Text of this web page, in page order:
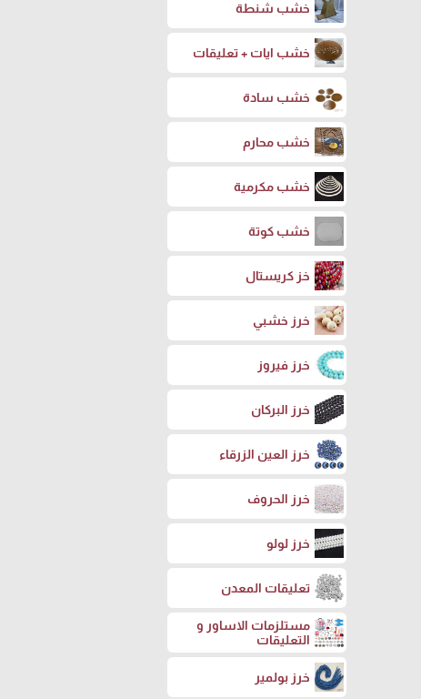
خشب شنطة
خشب ايات + تعليقات
خشب سادة
خشب محارم
خشب مكرمية
خشب كوتة
خز كريستال
خرز خشبي
خرز فيروز
خرز البركان
خرز العين الزرقاء
خرز الحروف
خرز لولو
تعليقات المعدن
مستلزمات الاساور و
التعليقات
خرز بولمير